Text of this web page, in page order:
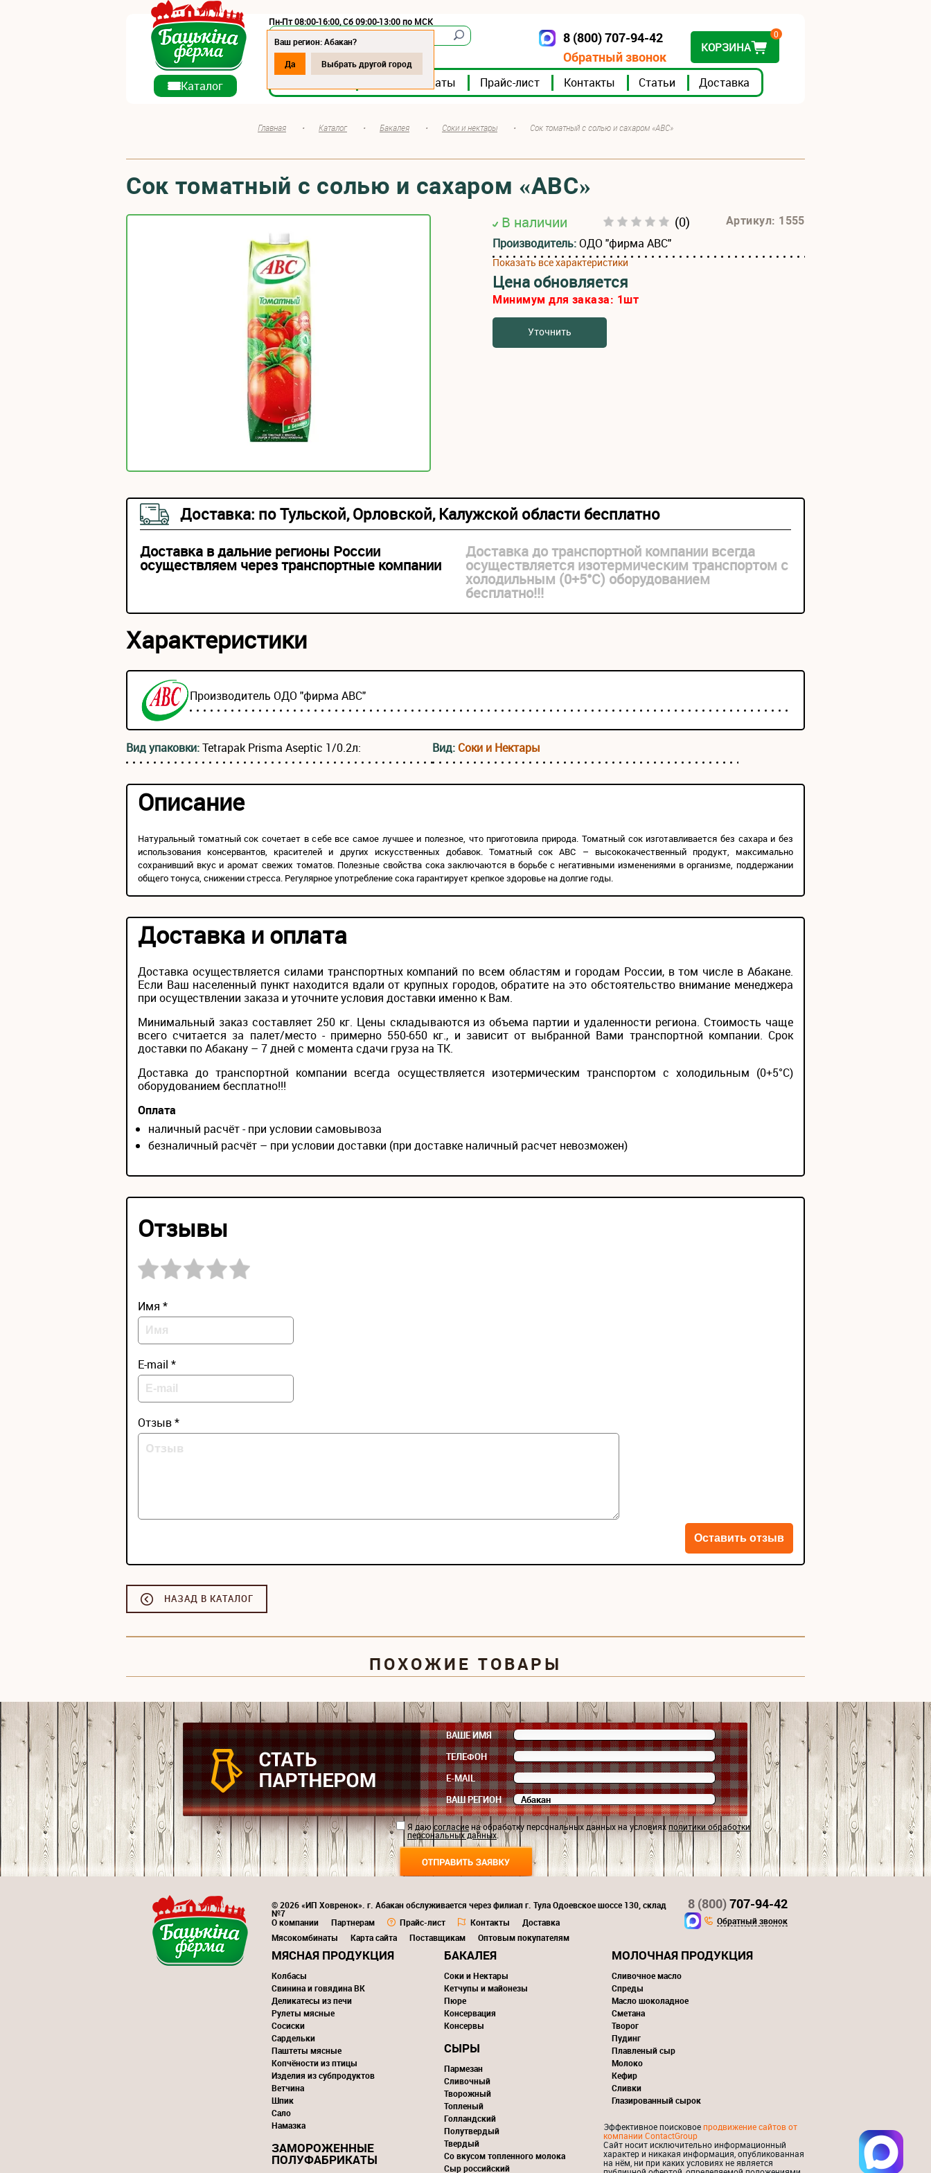
Пн-Пт 08:00-16:00, Сб 09:00-13:00 по МСК
Мясокомбинаты Прайс-лист Контакты Статьи Доставка
8 (800) 707-94-42
Обратный звонок
КОРЗИНА
0
Ваш регион: Абакан?
Да
Выбрать другой город
Каталог
Главная • Каталог • Бакалея • Соки и нектары • Сок томатный с солью и сахаром «АВС»
Сок томатный с солью и сахаром «АВС»
В наличии (0) Артикул: 1555
Производитель:ОДО "фирма АВС"
Показать все характеристики
Цена обновляется
Минимум для заказа: 1шт
Уточнить
Доставка: по Тульской, Орловской, Калужской области бесплатно
Доставка в дальние регионы России
осуществляем через транспортные компании
Доставка до транспортной компании всегда
осуществляется изотермическим транспортом с
холодильным (0+5°С) оборудованием
бесплатно!!!
Характеристики
Производитель ОДО "фирма АВС"
Вид упаковки:Tetrapak Prisma Aseptic 1/0.2л: Вид: Соки и Нектары
Описание
Натуральный томатный сок сочетает в себе все самое лучшее и полезное, что приготовила природа. Томатный сок изготавливается без сахара и без
использования консервантов, красителей и других искусственных добавок. Томатный сок ABC – высококачественный продукт, максимально
сохранивший вкус и аромат свежих томатов. Полезные свойства сока заключаются в борьбе с негативными изменениями в организме, поддержании
общего тонуса, снижении стресса. Регулярное употребление сока гарантирует крепкое здоровье на долгие годы.
Доставка и оплата
Доставка осуществляется силами транспортных компаний по всем областям и городам России, в том числе в Абакане.
Если Ваш населенный пункт находится вдали от крупных городов, обратите на это обстоятельство внимание менеджера
при осуществлении заказа и уточните условия доставки именно к Вам.
Минимальный заказ составляет 250 кг. Цены складываются из объема партии и удаленности региона. Стоимость чаще
всего считается за палет/место - примерно 550-650 кг., и зависит от выбранной Вами транспортной компании. Срок
доставки по Абакану – 7 дней с момента сдачи груза на ТК.
Доставка до транспортной компании всегда осуществляется изотермическим транспортом с холодильным (0+5°С)
оборудованием бесплатно!!!
Оплата
наличный расчёт - при условии самовывоза
безналичный расчёт – при условии доставки (при доставке наличный расчет невозможен)
Отзывы
Имя *
E-mail *
Отзыв *
НАЗАД В КАТАЛОГ
ПОХОЖИЕ ТОВАРЫ
ВАШЕ ИМЯ
ТЕЛЕФОН
E-MAIL
ВАШ РЕГИОН
Я даюсогласиена обработку персональных данных на условияхполитики обработки
персональных данных.
© 2026 «ИП Ховренок». г. Абакан обслуживается через филиал г. Тула Одоевское шоссе 130, склад
№7
О компании
Партнерам Прайс-лист Контакты
Доставка
Мясокомбинаты
Карта сайта Поставщикам Оптовым покупателям
8 (800)707-94-42
Обратный звонок
МЯСНАЯ ПРОДУКЦИЯ
Колбасы
Свинина и говядина ВК
Деликатесы из печи
Рулеты мясные
Сосиски
Сардельки
Паштеты мясные
Копчёности из птицы
Изделия из субпродуктов
Ветчина
Шпик
Сало
Намазка
ЗАМОРОЖЕННЫЕ
ПОЛУФАБРИКАТЫ
БАКАЛЕЯ
Соки и Нектары
Кетчупы и майонезы
Пюре
Консервация
Консервы
СЫРЫ
Пармезан
Сливочный
Творожный
Топленый
Голландский
Полутвердый
Твердый
Со вкусом топленного молока
Сыр российский
МОЛОЧНАЯ ПРОДУКЦИЯ
Сливочное масло
Спреды
Масло шоколадное
Сметана
Творог
Пудинг
Плавленый сыр
Молоко
Кефир
Сливки
Глазированный сырок
Эффективное поисковоепродвижение сайтов от
компании ContactGroup
Сайт носит исключительно информационный
характер и никакая информация, опубликованная
на нём, ни при каких условиях не является